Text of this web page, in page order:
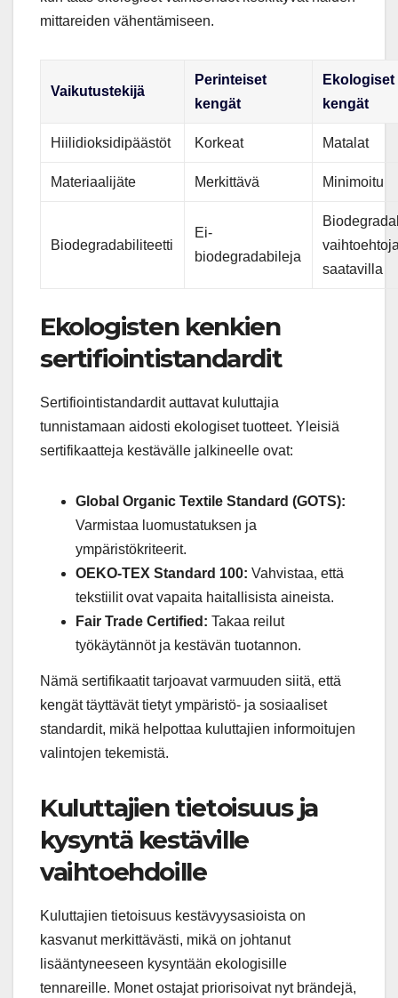
mittareiden vähentämiseen.
Vaikutustekijä
Perinteiset
kengät
Ekologiset
kengät
Hiilidioksidipäästöt Korkeat Matalat
Materiaalijäte Merkittävä Minimoitu
Biodegradabiliteetti
Ei-
biodegradabileja
saatavilla
Ekologisten kenkien
sertifiointistandardit
Sertifiointistandardit auttavat kuluttajia
tunnistamaan aidosti ekologiset tuotteet. Yleisiä
sertifikaatteja kestävälle jalkineelle ovat:
Global Organic Textile Standard (GOTS):
Varmistaa luomustatuksen ja
ympäristökriteerit.
OEKO-TEX Standard 100: Vahvistaa, että
tekstiilit ovat vapaita haitallisista aineista.
Fair Trade Certified: Takaa reilut
työkäytännöt ja kestävän tuotannon.
Nämä sertifikaatit tarjoavat varmuuden siitä, että
kengät täyttävät tietyt ympäristö- ja sosiaaliset
standardit, mikä helpottaa kuluttajien informoitujen
valintojen tekemistä.
Kuluttajien tietoisuus ja
kysyntä kestäville
vaihtoehdoille
Kuluttajien tietoisuus kestävyysasioista on
kasvanut merkittävästi, mikä on johtanut
lisääntyneeseen kysyntään ekologisille
tennareille. Monet ostajat priorisoivat nyt brändejä,